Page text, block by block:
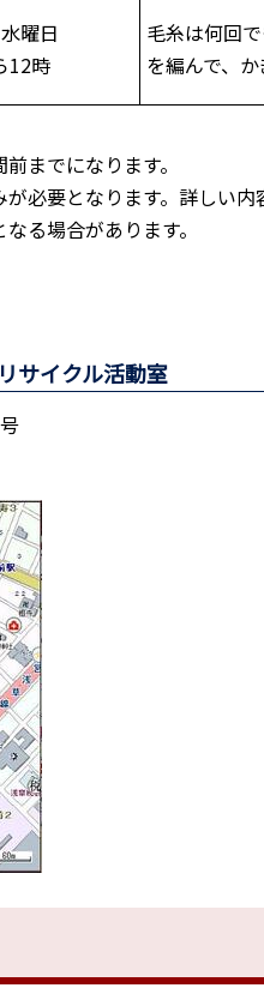
曜日
12時
毛糸は何回
を編んで、
までになります。
必要となります。詳しい
る場合があります。
イクル活動室